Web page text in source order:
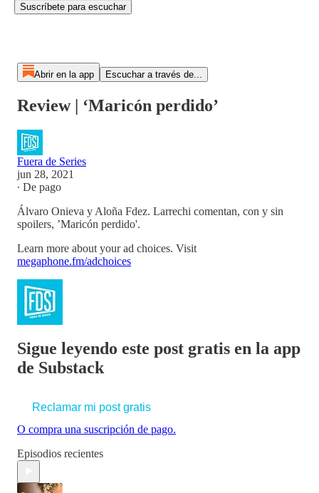
Suscríbete para escuchar
Abrir en la app Escuchar a través de...
Review | ‘Maricón perdido’
Fuera de Series
jun 28, 2021
∙ De pago
Álvaro Onieva y Aloña Fdez. Larrechi comentan, con y sin
spoilers, ’Maricón perdido'.
Learn more about your ad choices. Visit
megaphone.fm/adchoices
Sigue leyendo este post gratis en la app
de Substack
Reclamar mi post gratis
O compra una suscripción de pago.
Episodios recientes